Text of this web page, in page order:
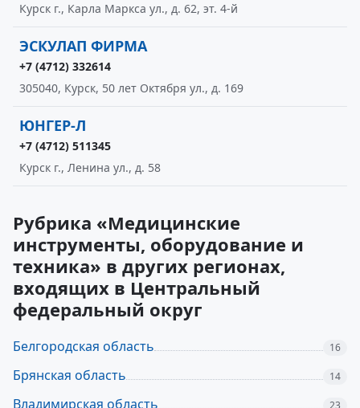
Курск г., Карла Маркса ул., д. 62, эт. 4-й
ЭСКУЛАП ФИРМА
+7 (4712) 332614
305040, Курск, 50 лет Октября ул., д. 169
ЮНГЕР-Л
+7 (4712) 511345
Курск г., Ленина ул., д. 58
Рубрика «Медицинские
инструменты, оборудование и
техника» в других регионах,
входящих в Центральный
федеральный округ
Белгородская область 16
Брянская область 14
Владимирская область 23